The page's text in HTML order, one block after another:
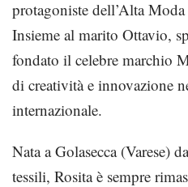
protagoniste dell’Alta
Insieme al marito Ottavio,
fondato il celebre marchio
di creatività e innovazione
internazionale.
Nata a Golasecca (Varese)
tessili, Rosita è sempre